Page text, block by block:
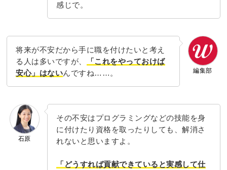
感じで。
編集部
将来が不安だから手に職を付けたいと考え
る人は多いですが、
「これをやっておけば
安心」はないんですね……。
石原
その不安はプログラミングなどの技能を身
に付けたり資格を取ったりしても、解消さ
れないと思いますよ。
「どうすれば貢献できていると実感して仕